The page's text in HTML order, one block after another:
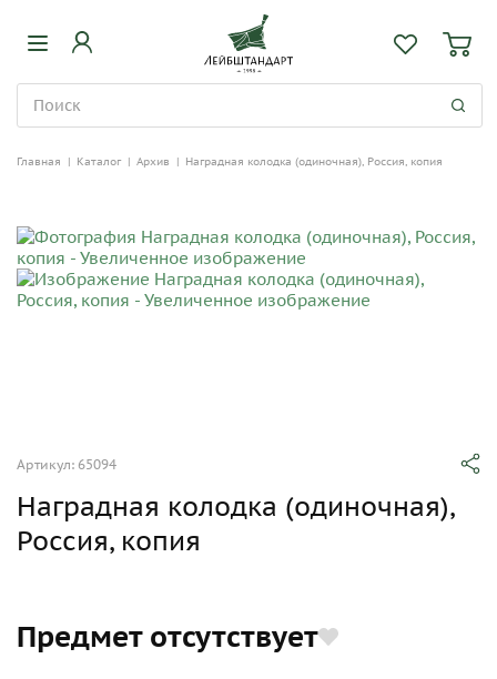
Главная | Каталог | Архив | Наградная колодка (одиночная), Россия, копия
Артикул: 65094
Наградная колодка (одиночная),
Россия, копия
Предмет отсутствует